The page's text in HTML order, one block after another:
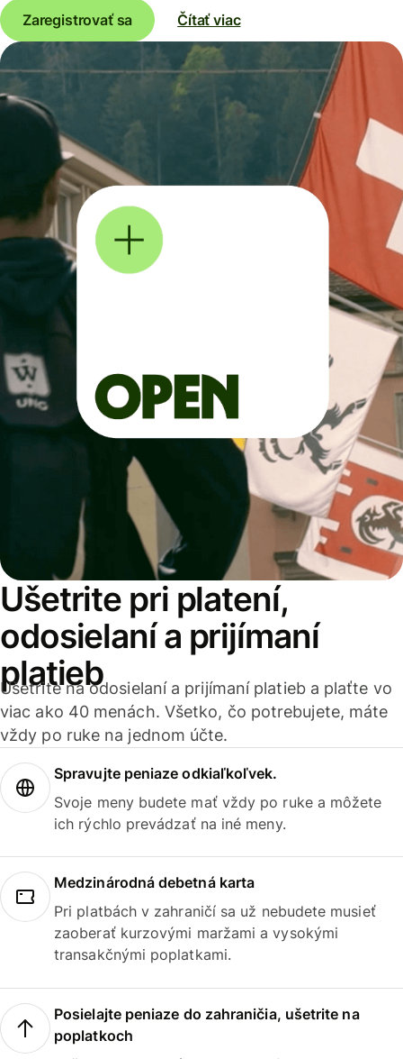
Zaregistrovať sa Čítať viac
Ušetrite pri platení,
odosielaní a prijímaní
platieb
Ušetrite na odosielaní a prijímaní platieb a plaťte vo
viac ako 40 menách. Všetko, čo potrebujete, máte
vždy po ruke na jednom účte.
Spravujte peniaze odkiaľkoľvek.
Svoje meny budete mať vždy po ruke a môžete
ich rýchlo prevádzať na iné meny.
Medzinárodná debetná karta
Pri platbách v zahraničí sa už nebudete musieť
zaoberať kurzovými maržami a vysokými
transakčnými poplatkami.
Posielajte peniaze do zahraničia, ušetrite na
poplatkoch